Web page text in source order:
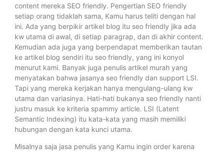
content mereka SEO friendly. Pengertian SEO friendly
setiap orang tidaklah sama, Kamu harus teliti dengan hal
ini. Ada yang berpikir artikel blog itu seo friendly jika ada
kw utama di awal, di setiap paragrap, dan di akhir content.
Kemudian ada juga yang berpendapat memberikan tautan
ke artikel blog sendiri itu seo friendly, yang ini konyol
menurut kami. Banyak juga penulis artikel murah yang
menyatakan bahwa jasanya seo friendly dan support LSI.
Tapi yang mereka kerjakan hanya mengulang-ulang kw
utama dan variasinya. Hati-hati bukanya seo friendly nanti
justru masuk ke kriteria spammy article. LSI (Latent
Semantic Indexing) itu kata-kata yang masih memiliki
hubungan dengan kata kunci utama.
Misalnya saja jasa penulis yang Kamu ingin order karena